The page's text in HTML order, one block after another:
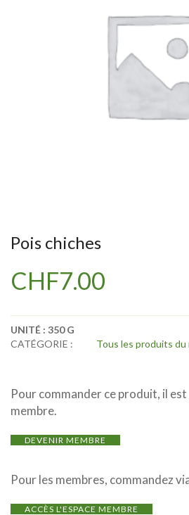
Pois chiches
CHF7.00
UNITÉ : 350 G
CATÉGORIE :
Tous les produits du
Pour commander ce produit, il
membre.
DEVENIR MEMBRE
Pour les membres, commandez
ACCÈS L'ESPACE MEMBRE